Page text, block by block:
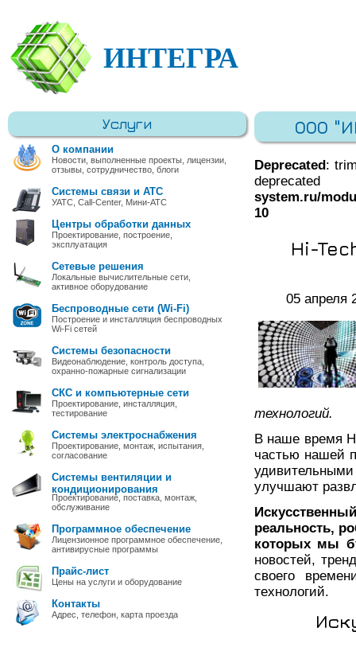
ИНТЕГРА
Услуги
О компании
Новости, выполненные проекты, лицензии,
отзывы, сотрудничество, блоги
Системы связи и АТС
УАТС, Call-Center, Мини-АТС
Центры обработки данных
Проектирование, построение,
эксплуатация
Сетевые решения
Локальные вычислительные сети,
активное оборудование
Беспроводные сети (Wi-Fi)
Построение и инсталляция беспроводных
Wi-Fi сетей
Системы безопасности
Видеонаблюдение, контроль доступа,
охранно-пожарные сигнализации
СКС и компьютерные сети
Проектирование, инсталляция,
тестирование
Системы электроснабжения
Проектирование, монтаж, испытания,
согласование
Системы вентиляции и
кондиционирования
Проектирование, поставка, монтаж,
обслуживание
Программное обеспечение
Лицензионное программное обеспечение,
антивирусные программы
Прайс-лист
Цены на услуги и оборудование
Контакты
Адрес, телефон, карта проезда
ООО
Deprecated:
system.ru/
10
Hi-
05 апреля
технологий.
В наше время
частью нашей
улучшают
реальность,
которых мы
новостей,
своего
технологий.